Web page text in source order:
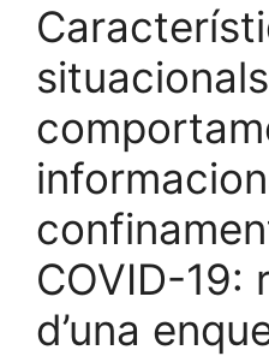
COVID-19:
d’una